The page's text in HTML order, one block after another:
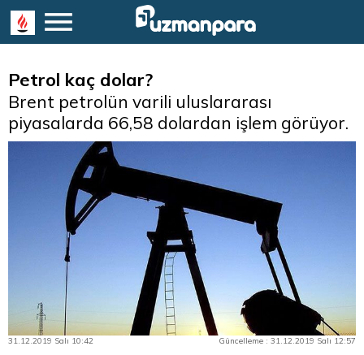
Petrol kaç dolar?
Brent petrolün varili uluslararası
piyasalarda 66,58 dolardan işlem görüyor.
31.12.2019 Salı 10:42 Güncelleme : 31.12.2019 Salı 12:57